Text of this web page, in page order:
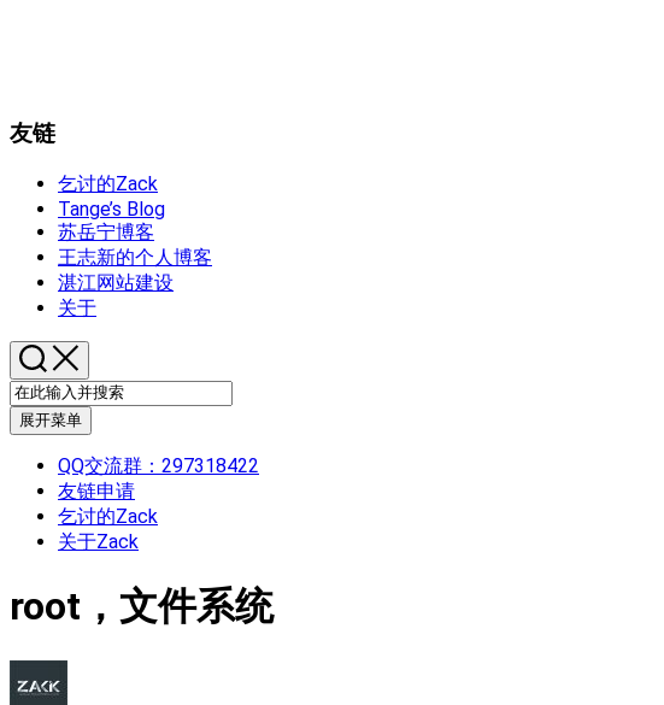
友链
乞讨的Zack
Tange’s Blog
苏岳宁博客
王志新的个人博客
湛江网站建设
关于
展开菜单
QQ交流群：297318422
友链申请
乞讨的Zack
关于Zack
root，文件系统